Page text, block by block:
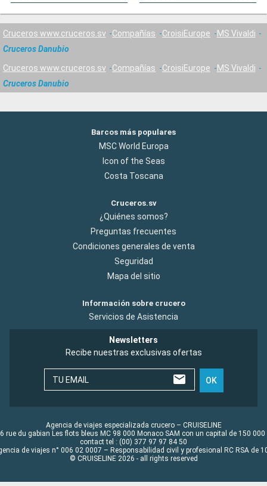
Cruceros www.cruceros.sv Compañías CroisiEurope
MS Vivaldi
Cruceros Danubio
Cruceros www.cruceros.sv Compañías CroisiEurope
MS Vivaldi
Cruceros Danubio
Barcos más populares
MSC World Europa
Icon of the Seas
Costa Toscana
Cruceros.sv
¿Quiénes somos?
Preguntas frecuentes
Condiciones generales de venta
Seguridad
Mapa del sitio
Información sobre crucero
Servicios de Asistencia
Newsletters
Recibe nuestras exclusivas ofertas
TU EMAIL OK
Agencia de viajes especializada crucero – CRUISELINE
rue du gabian Les flots bleus MC 98 000 Monaco SAM con un capital de 150 000
contact tel : (00) 377 97 97 84 50
de viajes n° 006 02 0007 – Responsabilidad civil y profesional RC RSA de
© CRUISELINE 2026 - all rights reserved